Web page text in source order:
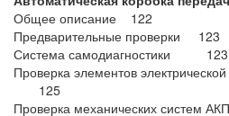
Общее описание 122
Предварительные проверки 123
Система самодиагностики 123
Проверка элементов
125
Проверка механических систем